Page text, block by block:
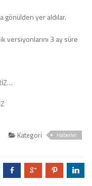
gönülden yer aldılar.
versiyonlarını 3 ay süre
Kategori Haberler
b c d j